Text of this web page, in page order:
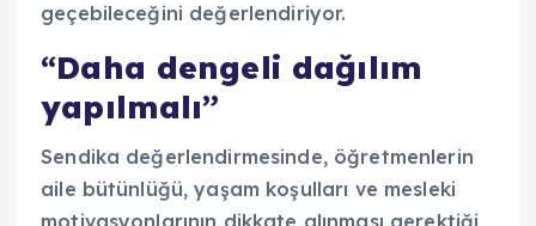
geçebileceğini değerlendiriyor.
“Daha dengeli dağılım
yapılmalı”
Sendika değerlendirmesinde, öğretmenlerin
aile bütünlüğü, yaşam koşulları ve mesleki
motivasyonlarının dikkate alınması gerektiği